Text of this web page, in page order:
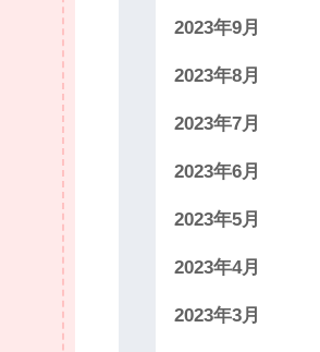
2023年9月
2023年8月
2023年7月
2023年6月
2023年5月
2023年4月
2023年3月